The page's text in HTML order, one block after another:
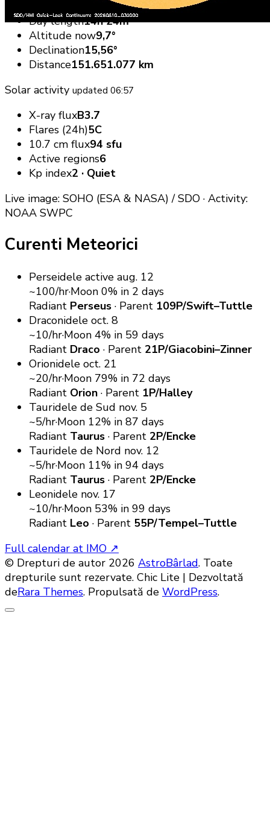
Day length14h 24m
Altitude now9,7°
Declination15,56°
Distance151.651.077 km
Solar activity updated 06:57
X-ray fluxB3.7
Flares (24h)5C
10.7 cm flux94 sfu
Active regions6
Kp index2 · Quiet
Live image: SOHO (ESA & NASA) / SDO · Activity:
NOAA SWPC
Curenti Meteorici
Perseidele active aug. 12
~100/hr·Moon 0% in 2 days
Radiant Perseus · Parent 109P/Swift–Tuttle
Draconidele oct. 8
~10/hr·Moon 4% in 59 days
Radiant Draco · Parent 21P/Giacobini–Zinner
Orionidele oct. 21
~20/hr·Moon 79% in 72 days
Radiant Orion · Parent 1P/Halley
Tauridele de Sud nov. 5
~5/hr·Moon 12% in 87 days
Radiant Taurus · Parent 2P/Encke
Tauridele de Nord nov. 12
~5/hr·Moon 11% in 94 days
Radiant Taurus · Parent 2P/Encke
Leonidele nov. 17
~10/hr·Moon 53% in 99 days
Radiant Leo · Parent 55P/Tempel–Tuttle
Full calendar at IMO ↗
© Drepturi de autor 2026 AstroBârlad. Toate
drepturile sunt rezervate. Chic Lite | Dezvoltată
deRara Themes. Propulsată de WordPress.